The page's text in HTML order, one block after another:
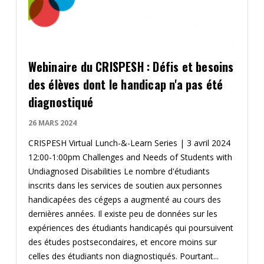
Webinaire du CRISPESH : Défis et besoins
des élèves dont le handicap n'a pas été
diagnostiqué
26 MARS 2024
CRISPESH Virtual Lunch-&-Learn Series | 3 avril 2024
12:00-1:00pm Challenges and Needs of Students with
Undiagnosed Disabilities Le nombre d'étudiants
inscrits dans les services de soutien aux personnes
handicapées des cégeps a augmenté au cours des
dernières années. Il existe peu de données sur les
expériences des étudiants handicapés qui poursuivent
des études postsecondaires, et encore moins sur
celles des étudiants non diagnostiqués. Pourtant...